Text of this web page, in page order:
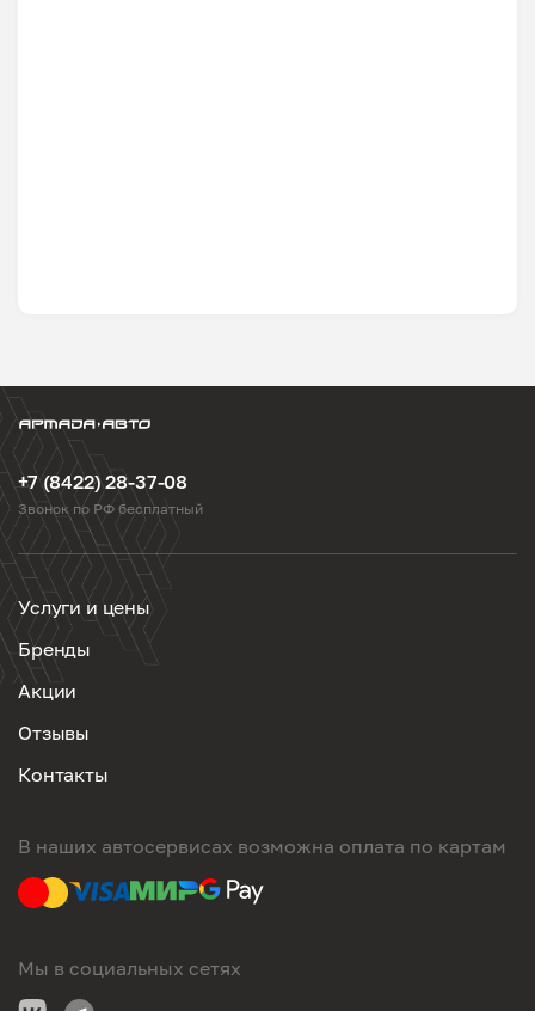
+7 (8422) 28-37-08
Звонок по РФ бесплатный
Услуги и цены
Бренды
Акции
Отзывы
Контакты
В наших автосервисах возможна оплата по картам
Мы в социальных сетях